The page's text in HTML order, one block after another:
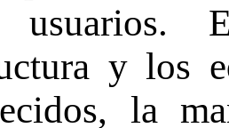
y los
la